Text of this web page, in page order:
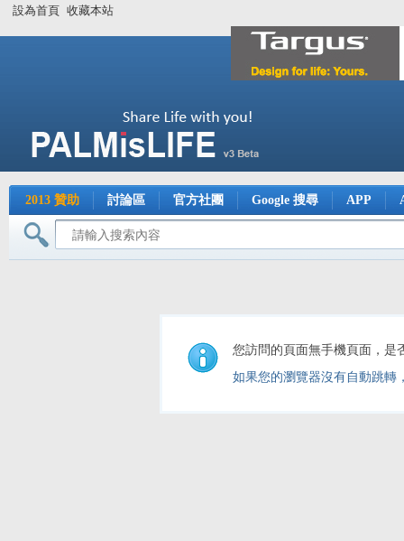
設為首頁 收藏本站
2013 贊助 討論區 官方社團 Google 搜尋 APP
您訪問的頁面無手機頁面，是
如果您的瀏覽器沒有自動跳轉